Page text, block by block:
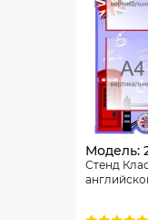
Модель:
Стенд